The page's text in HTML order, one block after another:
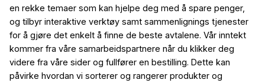
en rekke temaer som kan hjelpe deg med å spare penger,
og tilbyr interaktive verktøy samt sammenlignings tjenester
for å gjøre det enkelt å finne de beste avtalene. Vår inntekt
kommer fra våre samarbeidspartnere når du klikker deg
videre fra våre sider og fullfører en bestilling. Dette kan
påvirke hvordan vi sorterer og rangerer produkter og